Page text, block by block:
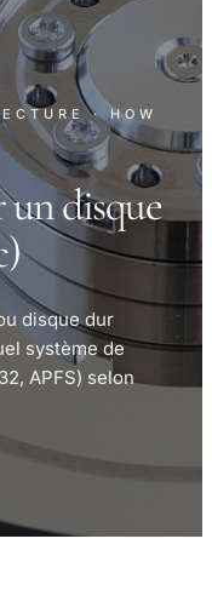
· HOW
disque
disque dur
système de
APFS) selon